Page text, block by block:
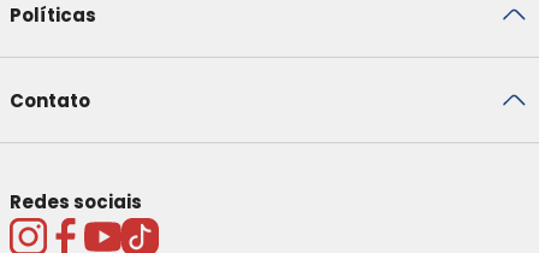
Políticas
Contato
Redes sociais